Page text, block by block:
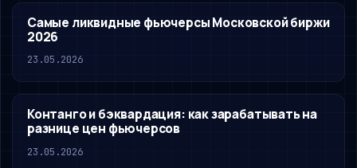
Самые ликвидные фьючерсы Московской биржи
2026
23.05.2026
Контанго и бэквардация: как зарабатывать на
разнице цен фьючерсов
23.05.2026